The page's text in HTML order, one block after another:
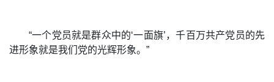
“一个党员就是群众中的‘一面旗’，千百万共产党员的先
进形象就是我们党的光辉形象。”